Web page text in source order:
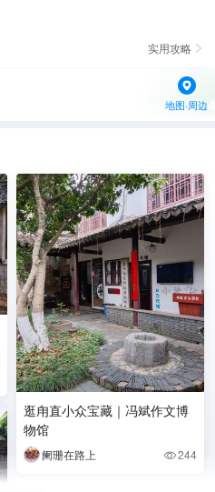
实用攻略 
地图·周边
逛甪直小众宝藏｜冯斌作文博
物馆
阑珊在路上 244